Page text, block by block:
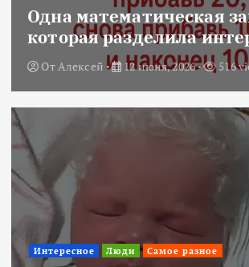
Одна математическая
которая разделила
ОтАлексей 12 июня, 2026 516
Интересное Люди Самое разное